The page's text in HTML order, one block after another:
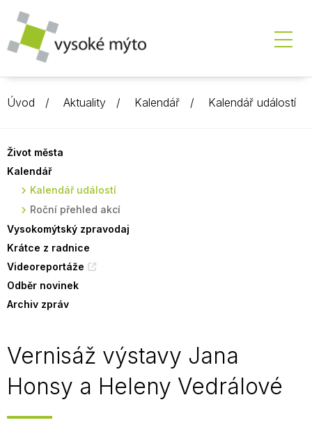
Úvod Aktuality Kalendář Kalendář událostí
Život města
Kalendář
Kalendář událostí
Roční přehled akcí
Vysokomýtský zpravodaj
Krátce z radnice
Videoreportáže
Odběr novinek
Archiv zpráv
Vernisáž výstavy Jana
Honsy a Heleny Vedrálové